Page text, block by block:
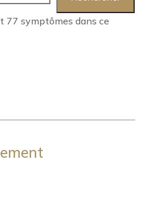
77 symptômes dans ce